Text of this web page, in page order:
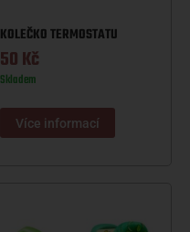
KOLEČKO TERMOSTATU
50Kč
Skladem
Více informací